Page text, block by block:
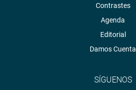
Contrastes
Agenda
Editorial
Damos Cuenta
SÍGUENOS